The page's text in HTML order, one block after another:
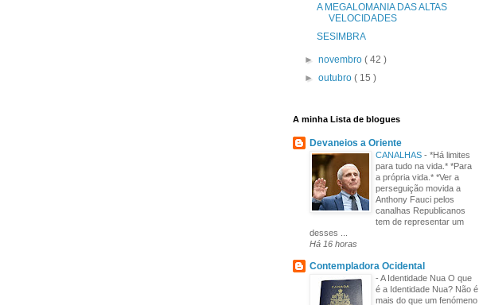
A MEGALOMANIA DAS ALTAS
VELOCIDADES
SESIMBRA
►novembro( 42 )
►outubro( 15 )
A minha Lista de blogues
Devaneios a Oriente
CANALHAS - *Há limites
para tudo na vida.* *Para
a própria vida.* *Ver a
perseguição movida a
Anthony Fauci pelos
canalhas Republicanos
tem de representar um
desses ...
Há 16 horas
Contempladora Ocidental
- A Identidade Nua O que
é a Identidade Nua? Não é
mais do que um fenómeno